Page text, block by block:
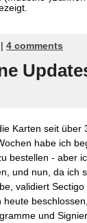
4 comments
Karten seit über
habe ich
bestellen - aber
und nun, da ich
validiert
heute
und